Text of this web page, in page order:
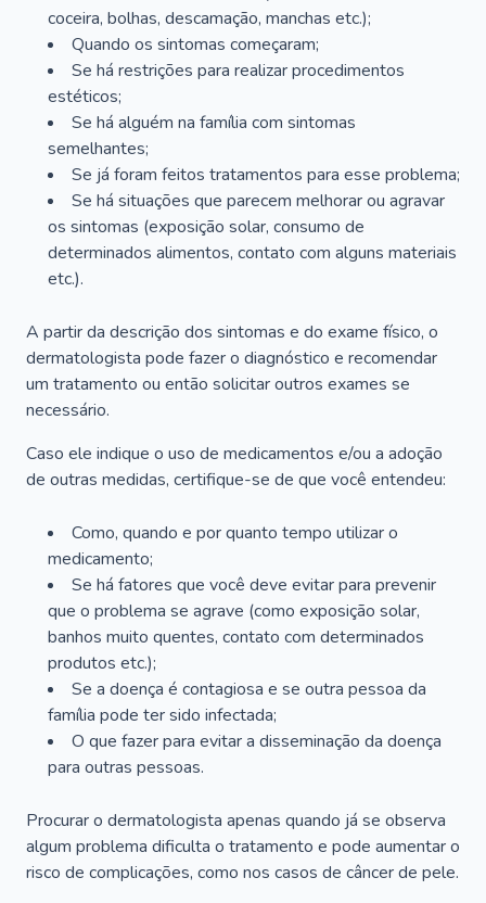
coceira, bolhas, descamação, manchas etc.);
Quando os sintomas começaram;
Se há restrições para realizar procedimentos
estéticos;
Se há alguém na família com sintomas
semelhantes;
Se já foram feitos tratamentos para esse problema;
Se há situações que parecem melhorar ou agravar
os sintomas (exposição solar, consumo de
determinados alimentos, contato com alguns materiais
etc.).
A partir da descrição dos sintomas e do exame físico, o
dermatologista pode fazer o diagnóstico e recomendar
um tratamento ou então solicitar outros exames se
necessário.
Caso ele indique o uso de medicamentos e/ou a adoção
de outras medidas, certifique-se de que você entendeu:
Como, quando e por quanto tempo utilizar o
medicamento;
Se há fatores que você deve evitar para prevenir
que o problema se agrave (como exposição solar,
banhos muito quentes, contato com determinados
produtos etc.);
Se a doença é contagiosa e se outra pessoa da
família pode ter sido infectada;
O que fazer para evitar a disseminação da doença
para outras pessoas.
Procurar o dermatologista apenas quando já se observa
algum problema dificulta o tratamento e pode aumentar o
risco de complicações, como nos casos de câncer de pele.